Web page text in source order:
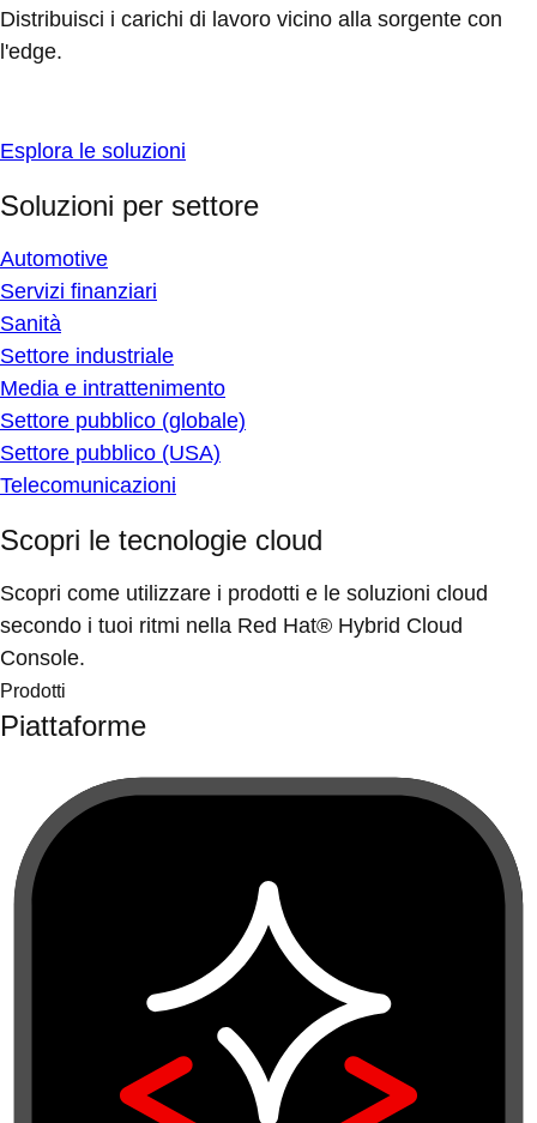
Distribuisci i carichi di lavoro vicino alla sorgente con
l'edge.
Esplora le soluzioni
Soluzioni per settore
Automotive
Servizi finanziari
Sanità
Settore industriale
Media e intrattenimento
Settore pubblico (globale)
Settore pubblico (USA)
Telecomunicazioni
Scopri le tecnologie cloud
Scopri come utilizzare i prodotti e le soluzioni cloud
secondo i tuoi ritmi nella Red Hat® Hybrid Cloud
Console.
Prodotti
Piattaforme